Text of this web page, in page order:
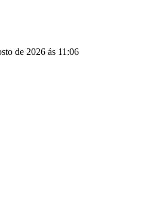
de 2026 ás 11:06